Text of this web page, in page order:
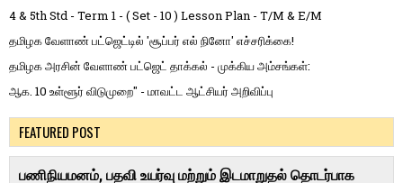
4 & 5th Std - Term 1 - ( Set - 10 ) Lesson Plan - T/M & E/M
தமிழக வேளாண் பட்ஜெட்டில் 'சூப்பர் எல் நினோ' எச்சரிக்கை!
தமிழக அரசின் வேளாண் பட்ஜெட் தாக்கல் - முக்கிய அம்சங்கள்:
ஆக. 10 உள்ளூர் விடுமுறை" - மாவட்ட ஆட்சியர் அறிவிப்பு
FEATURED POST
பணிநியமனம், பதவி உயர்வு மற்றும் இடமாறுதல் தொடர்பாக